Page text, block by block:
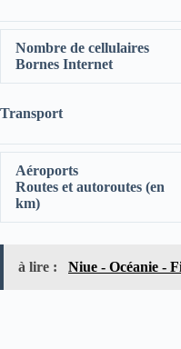
Nombre de cellulaires
Bornes Internet
Transport
Aéroports
Routes et autoroutes (en
km)
à lire : Niue - Océanie -